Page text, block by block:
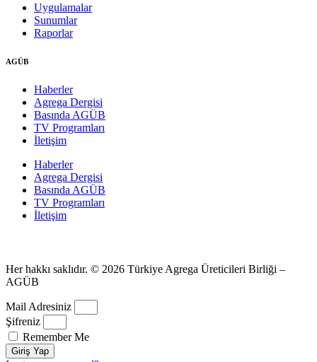
Uygulamalar
Sunumlar
Raporlar
AGÜB
Haberler
Agrega Dergisi
Basında AGÜB
TV Programları
İletişim
Haberler
Agrega Dergisi
Basında AGÜB
TV Programları
İletişim
Her hakkı saklıdır. © 2026 Türkiye Agrega Üreticileri Birliği –
AGÜB
Mail Adresiniz
Şifreniz
Remember Me
Giriş Yap